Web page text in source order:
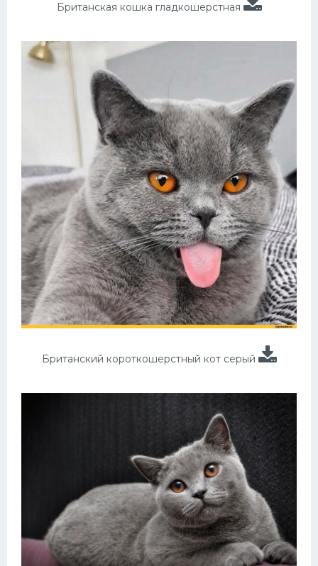
Британская кошка гладкошерстная
Британский короткошерстный кот серый